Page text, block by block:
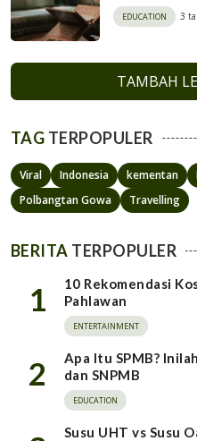
EDUCATION 3
TAMBAH
TAG TERPOPULER
Viral Indonesia kementan
Polbangtan Gowa
Travelling
BERITA TERPOPULER
1
10 Rekomendasi
Pahlawan
ENTERTAINMENT
2
Apa Itu SPMB?
dan SNPMB
EDUCATION
Susu UHT vs Susu